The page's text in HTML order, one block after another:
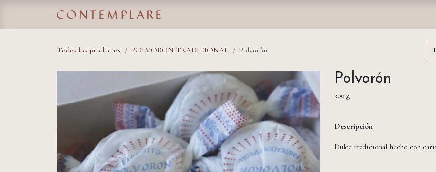
Todos los productos POLVORÓN TRADICIONAL Polvorón
Polvorón
300 g
Descripción
Dulce tradicional hecho con